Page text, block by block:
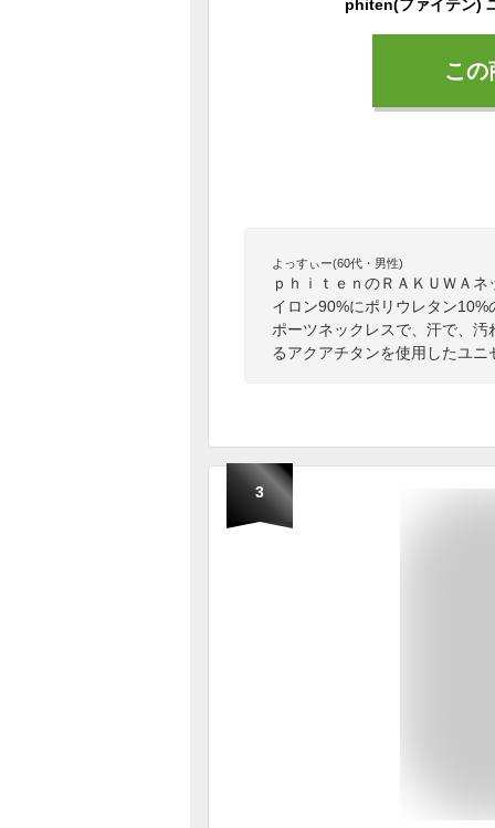
こ
よっすぃー(60代・男性)
ｐｈｉｔｅｎのＲＡＫＵＷＡ
イロン90%にポリウレタン
ポーツネックレスで、汗で、
るアクアチタンを使用したユ
3